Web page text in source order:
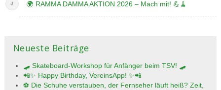
🌍 RAMMA DAMMA AKTION 2026 – Mach mit! 💪🧹
Neueste Beiträge
🛹 Skateboard-Workshop für Anfänger beim TSV! 🛹
📲✨ Happy Birthday, VereinsApp! ✨📲
⚽ Die Schuhe verstauben, der Fernseher läuft heiß? Zeit,